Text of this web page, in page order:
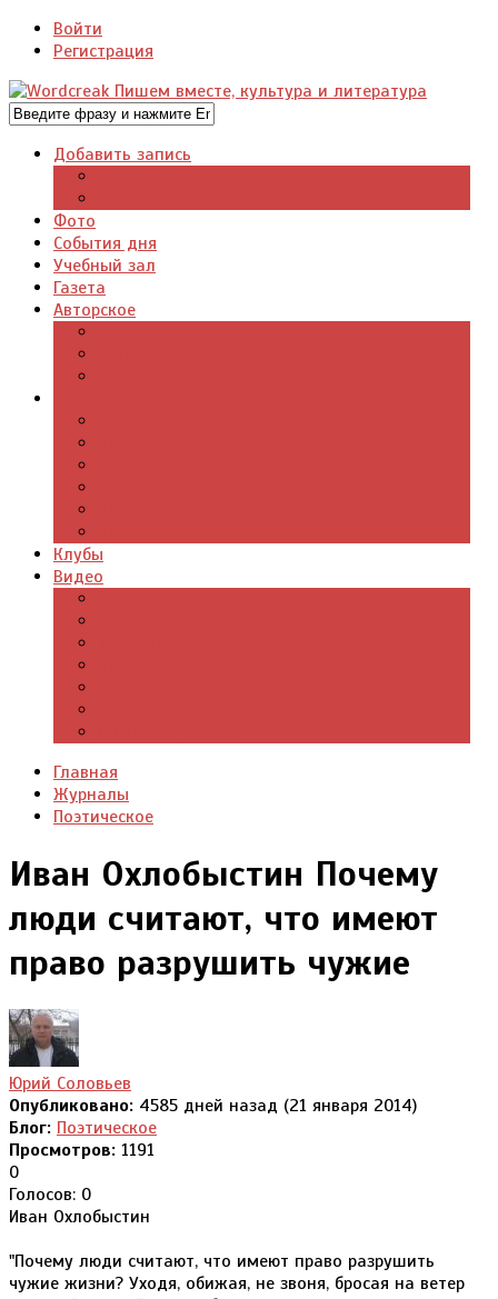
Войти
Регистрация
Добавить запись
Фото
События дня
Учебный зал
Газета
Авторское
Клубы
Видео
Главная
Журналы
Поэтическое
Иван Охлобыстин Почему
люди считают, что имеют
право разрушить чужие
Юрий Соловьев
Опубликовано: 4585 дней назад (21 января 2014)
Блог: Поэтическое
Просмотров: 1191
0
Голосов: 0
Иван Охлобыстин
"Почему люди считают, что имеют право разрушить
чужие жизни? Уходя, обижая, не звоня, бросая на ветер